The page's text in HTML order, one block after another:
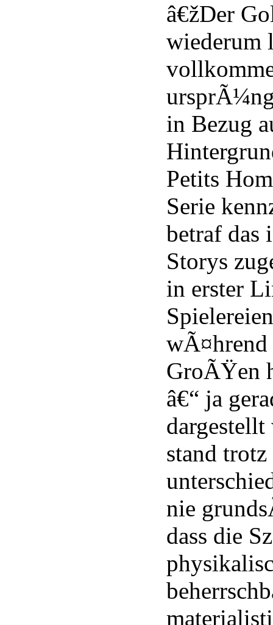
â€žDer
wiederum
in Bezug
Petits
Serie
betraf das
Storys
in erster
wÃ¤hrend
GroÃŸen
â€“ ja
dargestellt
stand
nie
dass die